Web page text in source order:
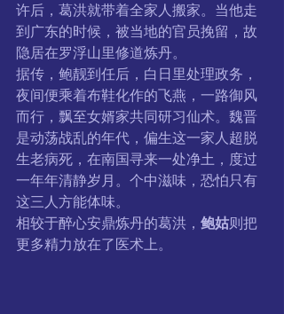
许后，葛洪就带着全家人搬家。当他走
到广东的时候，被当地的官员挽留，故
隐居在罗浮山里修道炼丹。
据传，鲍靓到任后，白日里处理政务，
夜间便乘着布鞋化作的飞燕，一路御风
而行，飘至女婿家共同研习仙术。魏晋
是动荡战乱的年代，偏生这一家人超脱
生老病死，在南国寻来一处净土，度过
一年年清静岁月。个中滋味，恐怕只有
这三人方能体味。
相较于醉心安鼎炼丹的葛洪， 鲍姑则把
更多精力放在了医术上。